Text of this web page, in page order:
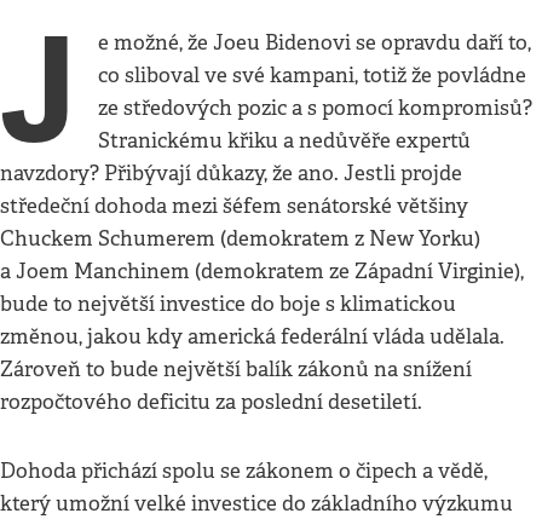
J
e možné, že Joeu Bidenovi se opravdu daří to,
co sliboval ve své kampani, totiž že povládne
ze středových pozic a s pomocí kompromisů?
Stranickému křiku a nedůvěře expertů
navzdory? Přibývají důkazy, že ano. Jestli projde
středeční dohoda mezi šéfem senátorské většiny
Chuckem Schumerem (demokratem z New Yorku)
a Joem Manchinem (demokratem ze Západní Virginie),
bude to největší investice do boje s klimatickou
změnou, jakou kdy americká federální vláda udělala.
Zároveň to bude největší balík zákonů na snížení
rozpočtového deficitu za poslední desetiletí.
Dohoda přichází spolu se zákonem o čipech a vědě,
který umožní velké investice do základního výzkumu